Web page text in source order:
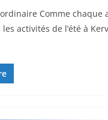
Comme chaque
activités de l’été à